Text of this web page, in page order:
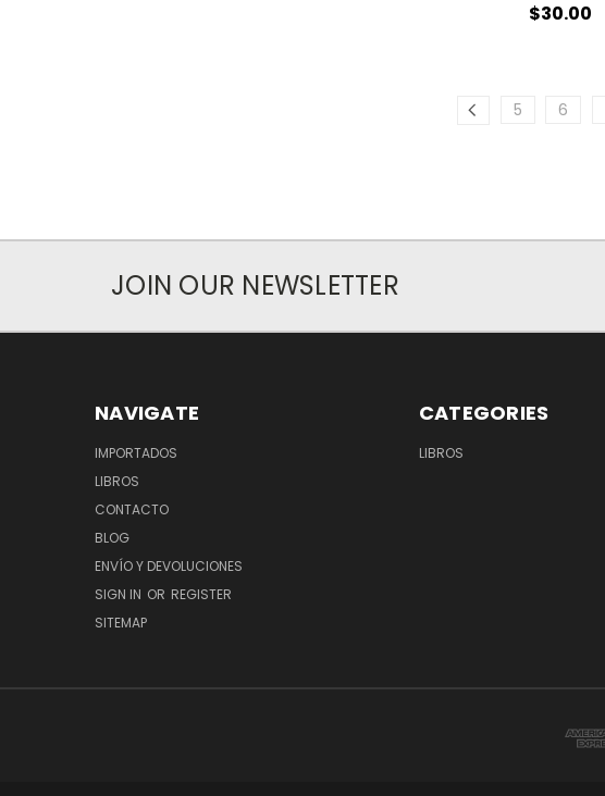
$30.00
5 6
JOIN OUR NEWSLETTER
NAVIGATE
IMPORTADOS
LIBROS
CONTACTO
BLOG
ENVÍO Y DEVOLUCIONES
SIGN IN OR REGISTER
SITEMAP
CATEGORIES
LIBROS